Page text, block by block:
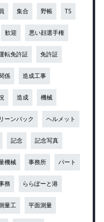
集合 野帳 TS
歓迎 悪い顔選手権
転免許証 免許証
係 造成工事
造成 機械
ーンバック ヘルメット
記念 記念写真
機械 事務所 パート
務 ららぽーと港
量工 平面測量